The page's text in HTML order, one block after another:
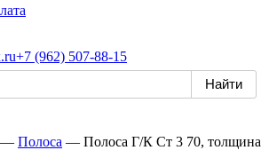
+7 (962) 507-88-15
— Полоса — Полоса Г/К Ст 3 70, толщина